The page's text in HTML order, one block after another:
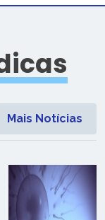
Mais Notícias